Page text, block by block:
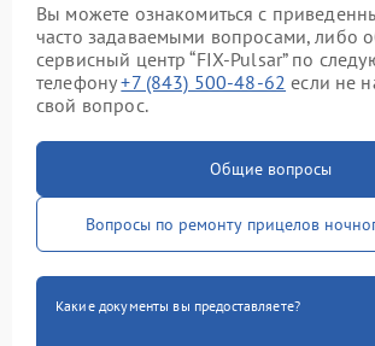
Вы можете ознакомиться с
часто задаваемыми вопросами, либо
сервисный центр “FIX-Pulsar” по
телефону+7 (843) 500-48-62 если не
свой вопрос.
Общие вопросы
Вопросы по ремонту прицелов
Какие документы вы предоставляете?